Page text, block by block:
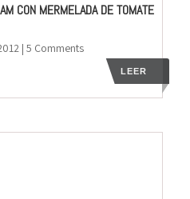
CON MERMELADA DE TOMATE
| 5 Comments
LEER